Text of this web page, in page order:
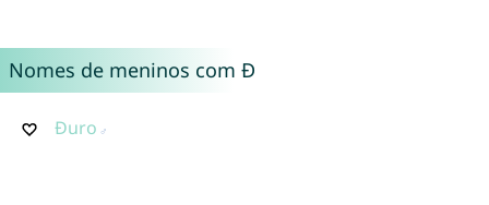
Nomes de meninos com Đ
Đuro